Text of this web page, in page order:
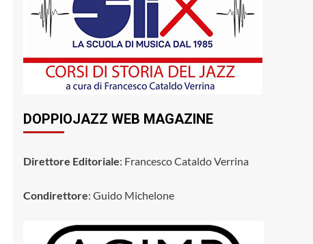
DOPPIOJAZZ WEB MAGAZINE
Direttore Editoriale: Francesco Cataldo Verrina
Condirettore: Guido Michelone